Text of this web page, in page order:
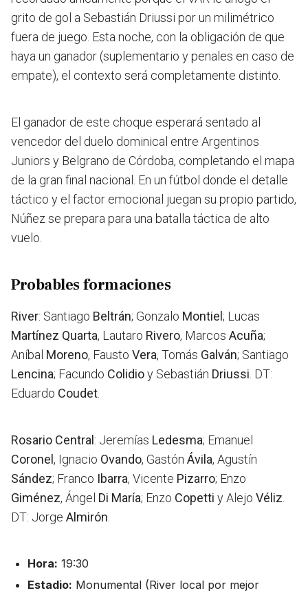
grito de gol a Sebastián Driussi por un milimétrico
fuera de juego. Esta noche, con la obligación de que
haya un ganador (suplementario y penales en caso de
empate), el contexto será completamente distinto.
El ganador de este choque esperará sentado al
vencedor del duelo dominical entre Argentinos
Juniors y Belgrano de Córdoba, completando el mapa
de la gran final nacional. En un fútbol donde el detalle
táctico y el factor emocional juegan su propio partido,
Núñez se prepara para una batalla táctica de alto
vuelo.
Probables formaciones
River: Santiago Beltrán; Gonzalo Montiel ; Lucas
Martínez Quarta, Lautaro Rivero, Marcos Acuña;
Aníbal Moreno, Fausto Vera, Tomás Galván; Santiago
Lencina; Facundo Colidioy Sebastián Driussi . DT:
Eduardo Coudet
Rosario Central : Jeremías Ledesma; Emanuel
Coronel , Ignacio Ovando, Gastón Ávila, Agustín
Sández; Franco Ibarra, Vicente Pizarro; Enzo
Giménez, Ángel Di María; Enzo Copetti y Alejo Véliz
DT: Jorge Almirón
Hora: 19:30
Estadio: Monumental (River local por mejor